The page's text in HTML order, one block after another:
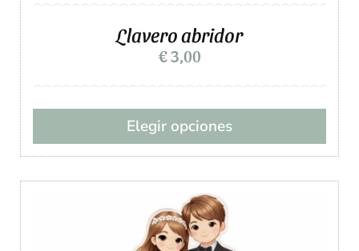
Llavero abridor
€3,00
Elegir opciones